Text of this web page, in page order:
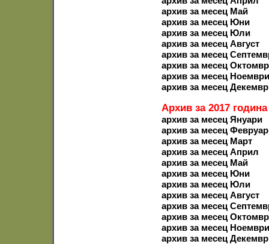
архив за месец Май
архив за месец Юни
архив за месец Юли
архив за месец Август
архив за месец
архив за месец
архив за месец Ноември
архив за месец
Архив за 2017 година
архив за месец Януари
архив за месец
архив за месец Март
архив за месец Април
архив за месец Май
архив за месец Юни
архив за месец Юли
архив за месец Август
архив за месец
архив за месец
архив за месец Ноември
архив за месец